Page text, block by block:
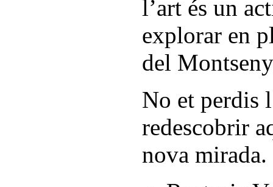
l’art és un
explorar en
del
No et perdis
redescobrir
nova mirada.